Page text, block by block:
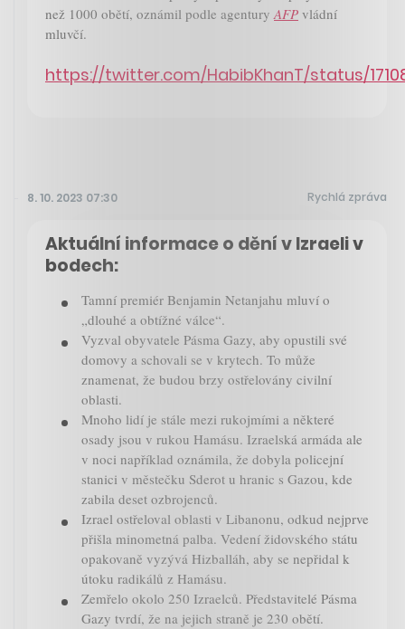
než 1000 obětí, oznámil podle agentury AFP vládní
mluvčí.
https://twitter.com/HabibKhanT/status/
8. 10. 2023 07:30 Rychlá zpráva
Aktuální informace o dění v Izraeli v
bodech:
Tamní premiér Benjamin Netanjahu mluví o
„dlouhé a obtížné válce“.
Vyzval obyvatele Pásma Gazy, aby opustili své
domovy a schovali se v krytech. To může
znamenat, že budou brzy ostřelovány civilní
oblasti.
Mnoho lidí je stále mezi rukojmími a některé
osady jsou v rukou Hamásu. Izraelská armáda ale
v noci například oznámila, že dobyla policejní
stanici v městečku Sderot u hranic s Gazou, kde
zabila deset ozbrojenců.
Izrael ostřeloval oblasti v Libanonu, odkud nejprve
přišla minometná palba. Vedení židovského státu
opakovaně vyzývá Hizballáh, aby se nepřidal k
útoku radikálů z Hamásu.
Zemřelo okolo 250 Izraelců. Představitelé Pásma
Gazy tvrdí, že na jejich straně je 230 obětí.